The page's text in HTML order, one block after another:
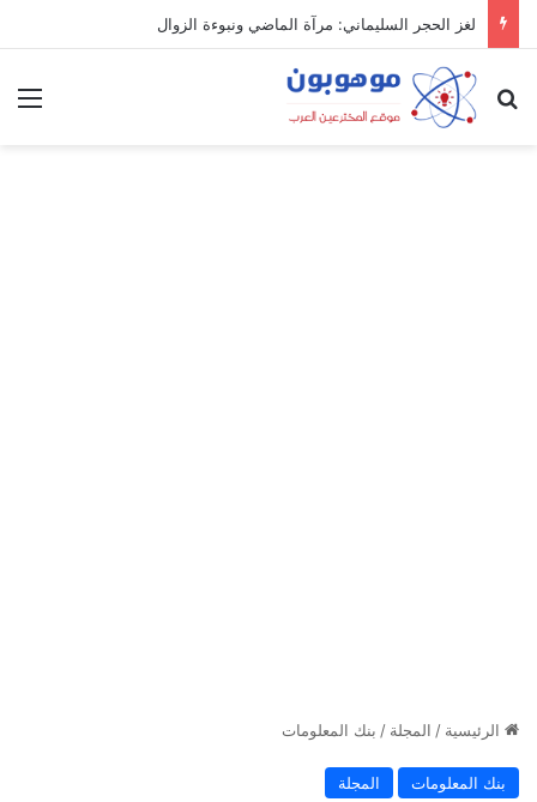
لغز الحجر السليماني: مرآة الماضي ونبوءة الزوال
بحث عن
الرئيسية / المجلة / بنك المعلومات
بنك المعلومات المجلة